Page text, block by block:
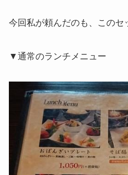
今回私が頼んだのも、このセ
▼通常のランチメニュー